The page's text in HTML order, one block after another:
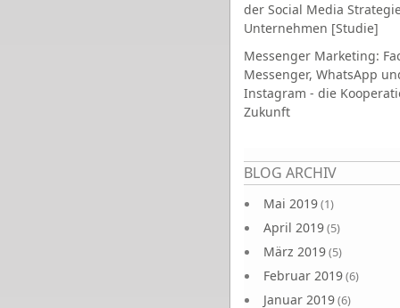
der Social Media
Unternehmen [Studie]
Messenger Marketing:
Messenger, WhatsApp
Instagram - die
Zukunft
BLOG ARCHIV
Mai 2019(1)
April 2019(5)
März 2019(5)
Februar 2019(6)
Januar 2019(6)
Seiten